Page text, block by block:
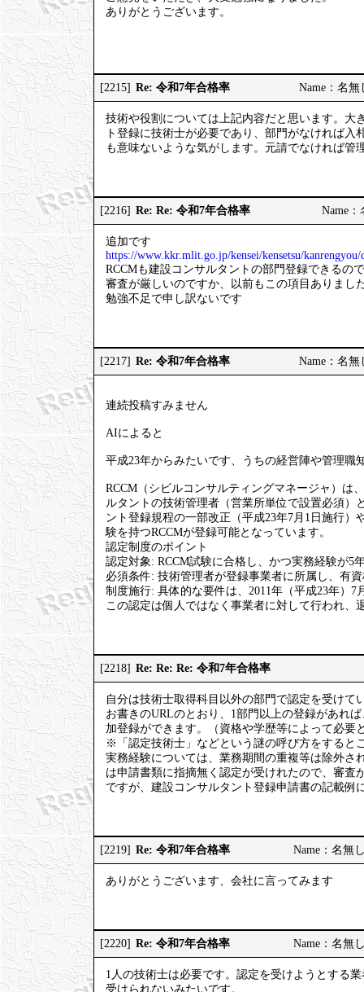
ありがとうございます。
[2215] Re: 令和7年合格率 Name：名
技術や役割については上記内容だと思います。大
ト登録に技術士が必要であり、部門がなければ
も意味ないような気がします。元請でなければ
[2216] Re: Re: 令和7年合格率 Name
追加です
https://www.kkr.mlit.go.jp/kensei/kensetsu/
RCCMも建設コンサルタントの部門登録できるの
審査が厳しいのですか、以前もこの項目ありまし
勉強不足で申し訳ないです
[2217] Re: 令和7年合格率 Name：名
連続投稿すみません
AIによると
平成23年からみたいです、うちの経営陣や管理職
RCCM（シビルコンサルティングマネージャ）は
ルタントの技術管理者（営業所単位で設置必須
ント登録規程の一部改正（平成23年7月1日施行）
験を持つRCCMが登録可能となっています。
認定制度のポイント
認定対象: RCCM試験に合格し、かつ実務経験が5
必須条件: 技術管理者が登録事業者に所属し、有
制度施行: 具体的な要件は、2011年（平成23年）
この認定は個人ではなく事業者に対して行われ、
[2218] Re: Re: Re: 令和7年合格率
自分は技術士取得科目以外の部門で認定を受けて
お書きのURLのとおり、1部門以上の登録があれ
加登録ができます。（資格や学歴等によって必要
※「認定技術士」などという謎の呼び方をすると
実務経験については、業務期間の重複等は除外さ
は申請書類に指摘無く認定が受けれたので、審査
ですが、建設コンサルタント登録申請書の記載
[2219] Re: 令和7年合格率 Name：名無
ありがとうございます、会社に言ってみます
[2220] Re: 令和7年合格率 Name：名無
1人の技術士は必要です。認定を受けようとする
受けられないみたいです。